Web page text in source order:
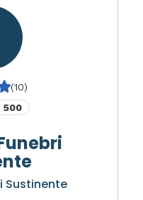
(10)
500
Sustinente